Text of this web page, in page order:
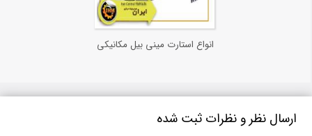
انواع استارت مینی بیل مکانیکی
ارسال نظر و نظرات ثبت شده